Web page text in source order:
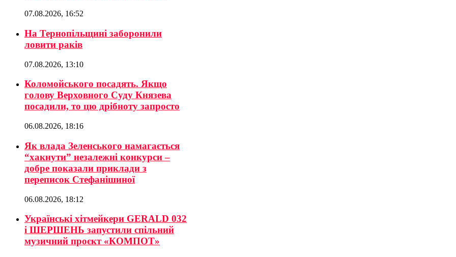
07.08.2026, 16:52
На Тернопільщині заборонили
ловити раків
07.08.2026, 13:10
Коломойського посадять. Якщо
голову Верховного Суду Князева
посадили, то цю дрібноту запросто
06.08.2026, 18:16
Як влада Зеленського намагається
“хакнути” незалежні конкурси –
добре показали приклади з
переписок Стефанішиної
06.08.2026, 18:12
Українські хітмейкери GERALD 032
і ШЕРШЕНЬ запустили спільний
музичний проєкт «КОМПОТ»